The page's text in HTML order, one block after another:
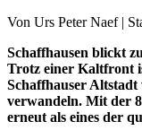
Von Urs Peter Naef |
Schaffhausen blickt
Trotz einer Kaltfront
Schaffhauser Altstadt
verwandeln. Mit der
erneut als eines der